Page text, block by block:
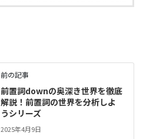
前の記事
前置詞downの奥深き世界を徹底
解説！前置詞の世界を分析しよ
うシリーズ
2025年4月9日